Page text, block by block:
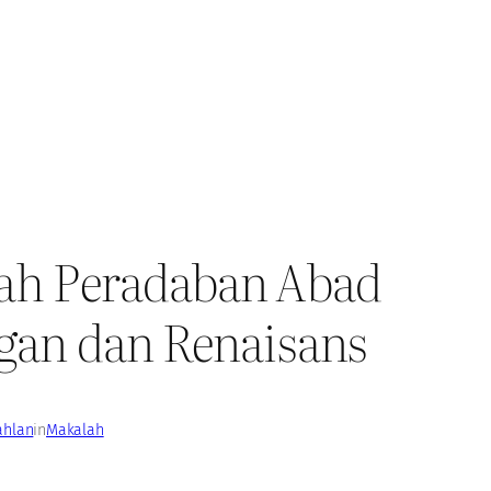
Peradaban Abad
dan Renaisans
inMakalah